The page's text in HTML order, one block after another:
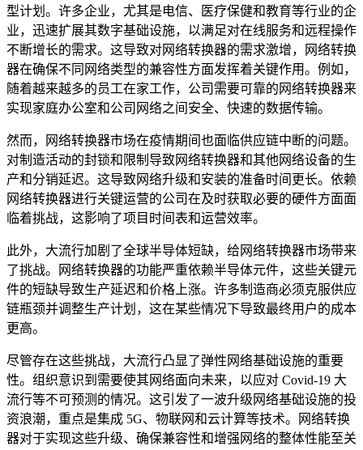
型计划。许多企业，尤其是电信、医疗保健和教育等行业的企
业，迅速扩展其数字基础设施，以满足对在线服务和远程操作
不断增长的需求。这导致对网络转换器的需求激增，网络转换
器在确保不同网络类型的兼容性方面发挥着关键作用。例如，
随着越来越多的员工在家工作，公司需要可靠的网络转换器来
实现家庭办公室和公司网络之间安全、快速的数据传输。
然而，网络转换器市场在疫情期间也面临供应链中断的问题。
对制造活动的封锁和限制导致网络转换器和其他网络设备的生
产和分销延迟。这导致网络升级和安装的准备时间更长。依赖
网络转换器进行关键运营的公司在及时获取必要的硬件方面面
临着挑战，这影响了项目时间表和运营效率。
此外，大流行加剧了全球半导体短缺，给网络转换器市场带来
了挑战。网络转换器的功能严重依赖半导体元件，这些关键元
件的短缺导致生产延迟和价格上涨。许多制造商必须克服供应
链瓶颈并调整生产计划，这在某些情况下导致最终用户的成本
更高。
尽管存在这些挑战，大流行凸显了弹性网络基础设施的重要
性。组织意识到需要使其网络面向未来，以应对 Covid-19 大
流行等不可预测的情况。这引发了一波升级网络基础设施的投
资浪潮，重点是集成 5G、物联网和云计算等技术。网络转换
器对于实现这些升级、确保兼容性和增强网络的整体性能至关